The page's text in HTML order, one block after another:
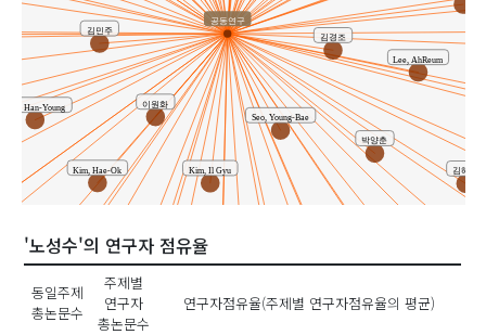
유사연구자 ( 0)
※활용도순 상위 20명
김혜옥
Kim, Il Gyu
김민주
이원화
박양춘
Noh, Seong-Soo
Seo, Young-Bae
김경조
Lee, AhReum
Kim, Hae-Ok
Seo, Bu-Il
김경민
Kim, Han-Young
백경민
공동연구
'노성수'의 연구자 점유율
동일주제
총논문수
주제별
연구자
총논문수
연구자점유율(주제별 연구자점유율의 평균)